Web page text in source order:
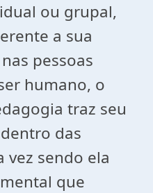
ou grupal,
a sua
pessoas
humano, o
traz seu
das
vez sendo ela
que